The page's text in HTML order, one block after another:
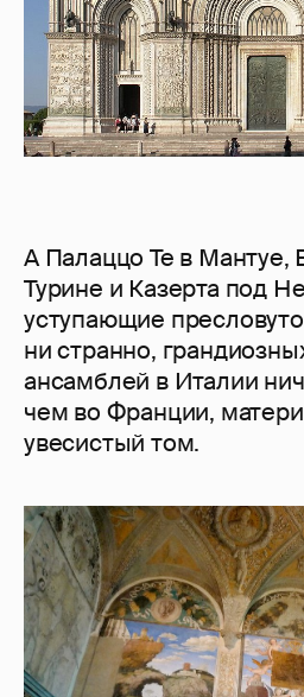
А Палаццо Те в Мантуе,
Турине и Казерта под
уступающие
ни странно,
ансамблей в Италии
чем во Франции,
увесистый том.